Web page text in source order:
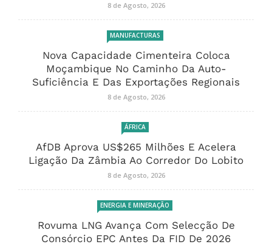
8 de Agosto, 2026
MANUFACTURAS
Nova Capacidade Cimenteira Coloca
Moçambique No Caminho Da Auto-
Suficiência E Das Exportações Regionais
8 de Agosto, 2026
ÁFRICA
AfDB Aprova US$265 Milhões E Acelera
Ligação Da Zâmbia Ao Corredor Do Lobito
8 de Agosto, 2026
ENERGIA E MINERAÇÃO
Rovuma LNG Avança Com Selecção De
Consórcio EPC Antes Da FID De 2026